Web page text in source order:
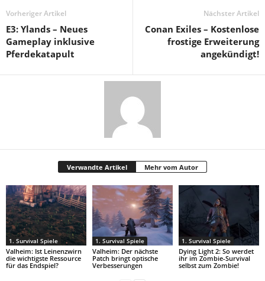
Vorheriger Artikel
E3: Ylands – Neues
Gameplay inklusive
Pferdekatapult
Nächster Artikel
Conan Exiles – Kostenlose
frostige Erweiterung
angekündigt!
Verwandte Artikel Mehr vom Autor
1. Survival Spiele
Valheim: Ist Leinenzwirn
die wichtigste Ressource
für das Endspiel?
1. Survival Spiele
Valheim: Der nächste
Patch bringt optische
Verbesserungen
1. Survival Spiele
Dying Light 2: So werdet
ihr im Zombie-Survival
selbst zum Zombie!